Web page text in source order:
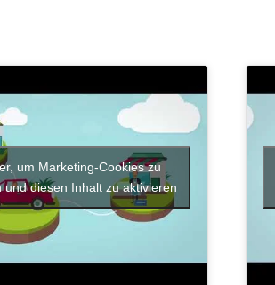
um Marketing-Cookies zu
und diesen Inhalt zu aktivieren